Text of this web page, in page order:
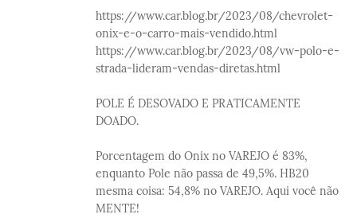
https://www.car.blog.br/2023/08/chevrolet-
onix-e-o-carro-mais-vendido.html
https://www.car.blog.br/2023/08/vw-polo-e-
strada-lideram-vendas-diretas.html
POLE É DESOVADO E PRATICAMENTE
DOADO.
Porcentagem do Onix no VAREJO é 83%,
enquanto Pole não passa de 49,5%. HB20
mesma coisa: 54,8% no VAREJO. Aqui você não
MENTE!